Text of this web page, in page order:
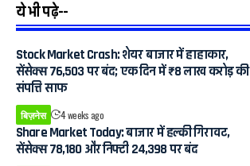
ये भी पढ़े--
Stock Market Crash: शेयर बाजार में हाहाकार,
सेंसेक्स 76,503 पर बंद; एक दिन में ₹8 लाख करोड़ की
संपत्ति साफ
बिज़नेस 4 weeks ago
Share Market Today: बाजार में हल्की गिरावट,
सेंसेक्स 78,180 और निफ्टी 24,398 पर बंद